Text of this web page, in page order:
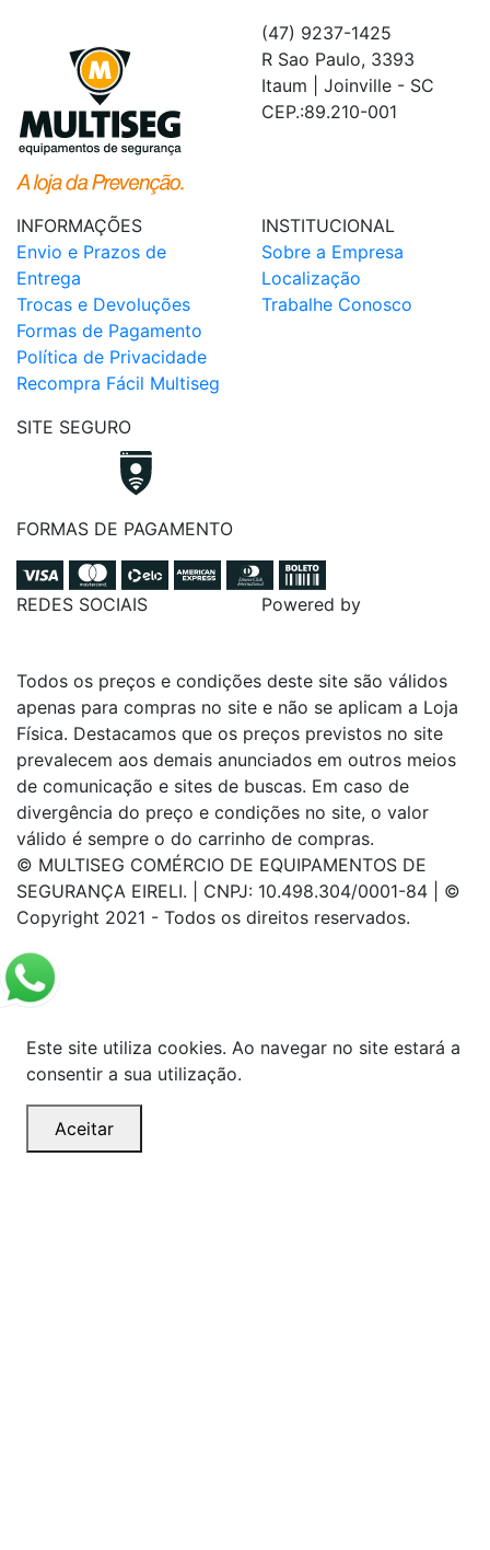
(47) 9237-1425
R Sao Paulo, 3393
Itaum | Joinville - SC
CEP.:89.210-001
INFORMAÇÕES
Envio e Prazos de
Entrega
Trocas e Devoluções
Formas de Pagamento
Política de Privacidade
Recompra Fácil Multiseg
INSTITUCIONAL
Sobre a Empresa
Localização
Trabalhe Conosco
SITE SEGURO
FORMAS DE PAGAMENTO
REDES SOCIAIS Powered by
Todos os preços e condições deste site são válidos
apenas para compras no site e não se aplicam a Loja
Física. Destacamos que os preços previstos no site
prevalecem aos demais anunciados em outros meios
de comunicação e sites de buscas. Em caso de
divergência do preço e condições no site, o valor
válido é sempre o do carrinho de compras.
© MULTISEG COMÉRCIO DE EQUIPAMENTOS DE
SEGURANÇA EIRELI. | CNPJ: 10.498.304/0001-84 | ©
Copyright 2021 - Todos os direitos reservados.
Este site utiliza cookies. Ao navegar no site estará a
consentir a sua utilização.
Aceitar